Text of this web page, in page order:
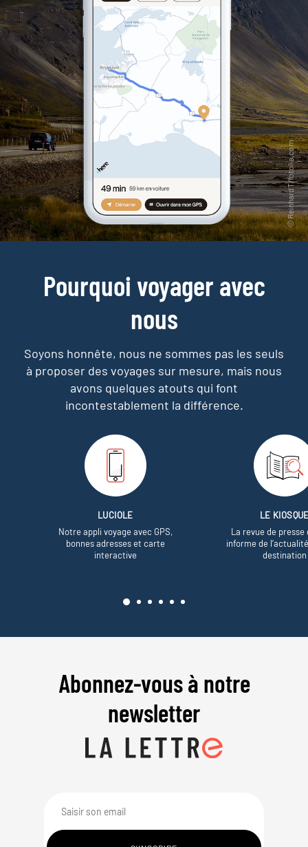
Pourquoi voyager avec
nous
Soyons honnête, nous ne sommes pas les seuls
à proposer des voyages sur mesure, mais nous
avons quelques atouts qui font
incontestablement la différence.
LUCIOLE
Notre appli voyage avec GPS,
bonnes adresses et carte
interactive
LE
La revue de presse
informe de
destination
Abonnez-vous à notre
newsletter